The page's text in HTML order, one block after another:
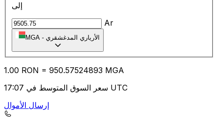
إلى
Ar
MGA - الأرياري المدغشقري
1.00 RON = 950.57524893 MGA
سعر السوق المتوسط في 17:07 UTC
إرسال الأموال